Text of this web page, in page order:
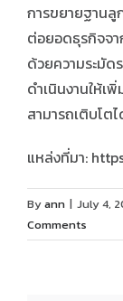
การขยายฐานลู
ต่อยอดธุรกิจจ
ด้วยความระมัด
ดำเนินงานให้เ
สามารถเติบโต
แหล่งที่มา:
Byann | July 4,
Comments